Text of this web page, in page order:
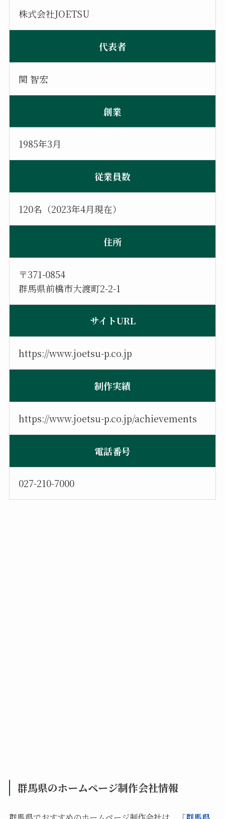
株式会社JOETSU
代表者
関 智宏
創業
1985年3月
従業員数
120名（2023年4月現在）
住所
〒371-0854
群馬県前橋市大渡町2-2-1
サイトURL
https://www.joetsu-p.co.jp
制作実績
https://www.joetsu-p.co.jp/achievements
電話番号
027-210-7000
群馬県のホームページ制作会社情報